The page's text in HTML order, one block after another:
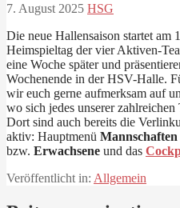
7. August 2025 HSG
Die neue Hallensaison startet am
Heimspieltag der vier Aktiven-
eine Woche später und
Wochenende in der HSV-Halle.
wir euch gerne aufmerksam auf
wo sich jedes unserer zahlreichen
Dort sind auch bereits die
aktiv: Hauptmenü Mannschaften
bzw. Erwachsene und das
Veröffentlicht in: Allgemein